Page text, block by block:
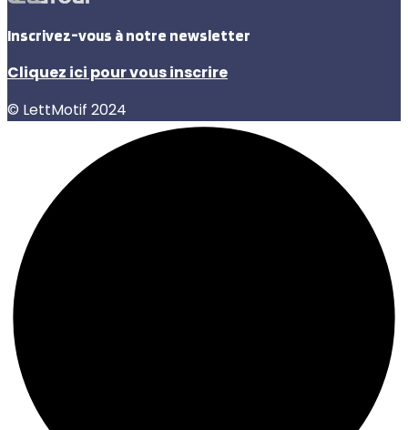
Inscrivez-vous à notre newsletter
Cliquez ici pour vous inscrire
© LettMotif 2024